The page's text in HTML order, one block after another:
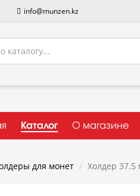
info@munzen.kz
Каталог О магазине
для монет Холдер